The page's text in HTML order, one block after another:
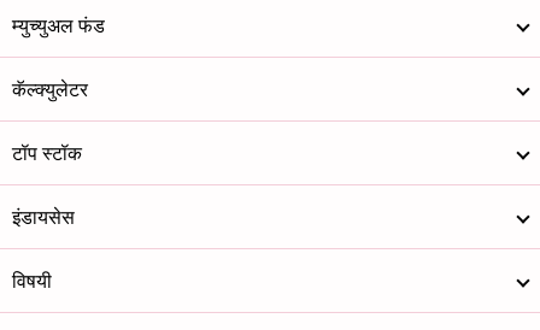
म्युच्युअल फंड
कॅल्क्युलेटर
टॉप स्टॉक
इंडायसेस
विषयी